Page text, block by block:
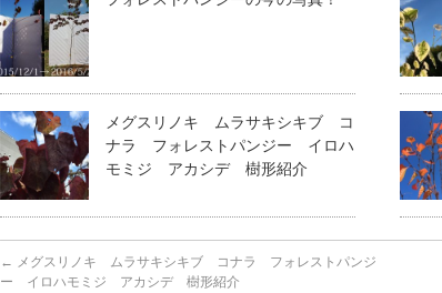
メグスリノキ ムラサキシキブ コ
ナラ フォレストパンジー イロハ
モミジ アカシデ 樹形紹介
← メグスリノキ ムラサキシキブ コナラ フォレストパンジ
ー イロハモミジ アカシデ 樹形紹介